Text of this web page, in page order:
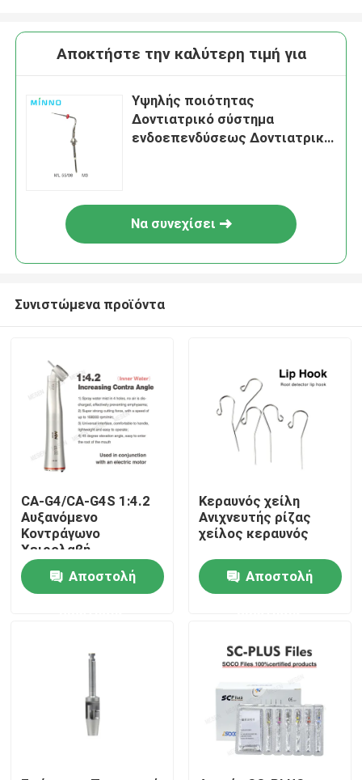
Προϊόντα
Σχετικά με εμάς
Αποκτήστε την καλύτερη τιμή για
Υψηλής ποιότητας
Δοντιατρικό σύστημα
ενδοεπενδύσεως Δοντιατρικά
επενδύσεως 4 τεμάχια
Να συνεχίσει
Συνιστώμενα προϊόντα
CA-G4/CA-G4S 1:4.2
Αυξανόμενο
Κοντράγωνο
Χειρολαβή
Οδοντιατρικής
ΕξαγωγήςΑποστολή
Κεραυνός χείλη
Ανιχνευτής ρίζας
χείλος κεραυνός
Αποστολή